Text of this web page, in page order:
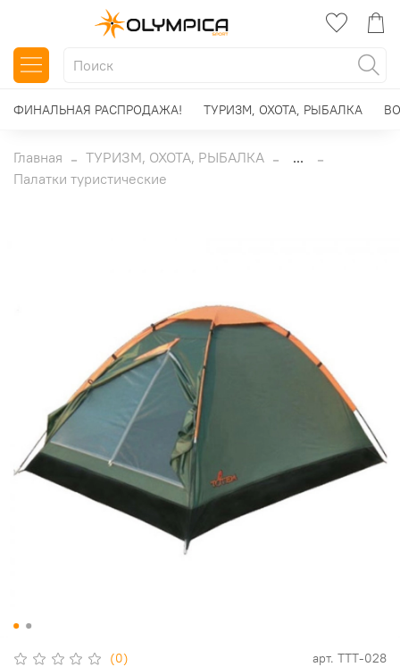
ФИНАЛЬНАЯ РАСПРОДАЖА! ТУРИЗМ, ОХОТА, РЫБАЛКА
Главная ТУРИЗМ, ОХОТА, РЫБАЛКА
...
Палатки туристические
(0) арт. TTT-028